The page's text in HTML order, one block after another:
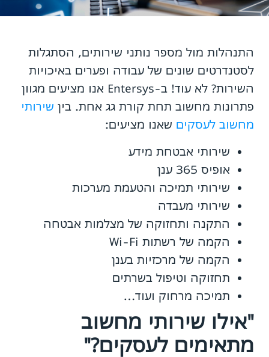
התנהלות מול מספר נותני שירותים, הסתגלות
לסטנדרטים שונים של עבודה ופערים באיכויות
השירות? לא עוד! ב-Entersys אנו מציעים מגוון
פתרונות מחשוב תחת קורת גג אחת. בין שירותי
מחשוב לעסקים שאנו מציעים:
שירותי אבטחת מידע
אופיס 365 ענן
שירותי תמיכה והטעמת מערכות
שירותי מעבדה
התקנה ותחזוקה של מצלמות אבטחה
הקמה של רשתות Wi-Fi
הקמה של מרכזיות בענן
תחזוקה וטיפול בשרתים
תמיכה מרחוק ועוד…
"אילו שירותי מחשוב
מתאימים לעסקים?"